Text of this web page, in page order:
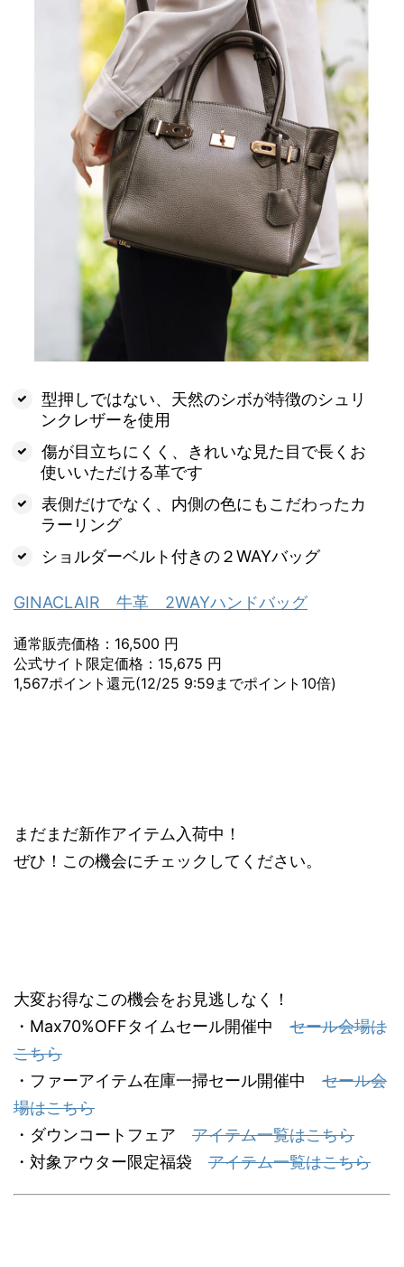
型押しではない、天然のシボが特徴のシュリ
ンクレザーを使用
傷が目立ちにくく、きれいな見た目で長くお
使いいただける革です
表側だけでなく、内側の色にもこだわったカ
ラーリング
ショルダーベルト付きの２WAYバッグ
GINACLAIR 牛革 2WAYハンドバッグ
通常販売価格：16,500 円
公式サイト限定価格：15,675 円
1,567ポイント還元(12/25 9:59までポイント10倍)
まだまだ新作アイテム入荷中！
ぜひ！この機会にチェックしてください。
大変お得なこの機会をお見逃しなく！
・Max70%OFFタイムセール開催中 セール会場は
こちら
・ファーアイテム在庫一掃セール開催中 セール会
場はこちら
・ダウンコートフェア アイテム一覧はこちら
・対象アウター限定福袋 アイテム一覧はこちら